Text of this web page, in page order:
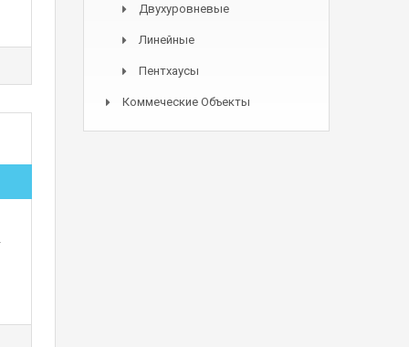
Двухуровневые
Линейные
Пентхаусы
Коммеческие Объекты